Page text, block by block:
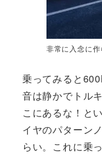
非常に入念に作
乗ってみると
音は静かでトル
こにあるな！と
イヤのパターン
らい。これに乗